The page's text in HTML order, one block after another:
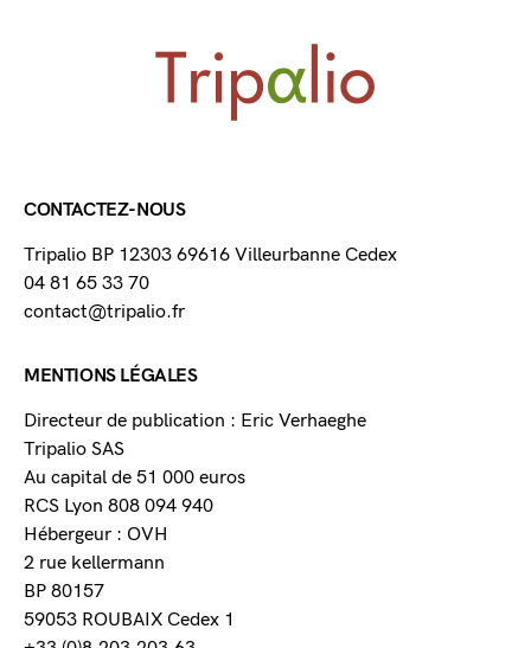
CONTACTEZ-NOUS
Tripalio BP 12303 69616 Villeurbanne Cedex
04 81 65 33 70
contact@tripalio.fr
MENTIONS LÉGALES
Directeur de publication : Eric Verhaeghe
Tripalio SAS
Au capital de 51 000 euros
RCS Lyon 808 094 940
Hébergeur : OVH
2 rue kellermann
BP 80157
59053 ROUBAIX Cedex 1